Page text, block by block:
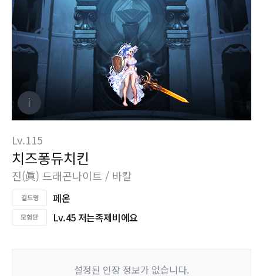
Lv.115
치즈퐁듀치킨
진(眞) 드래곤나이트 / 바칼
페온
Lv.45 저는족제비에요
설정된 인장 정보가 없습니다.